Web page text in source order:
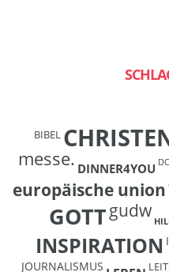
BIBEL
messe. DINNER4YOU
europäische union
GOTTgudw
INSPIRATION
JOURNALISMUS